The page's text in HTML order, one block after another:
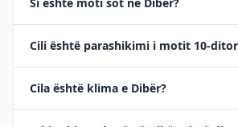
Cili është parashikimi i motit 10-
Cila është klima e Dibër?